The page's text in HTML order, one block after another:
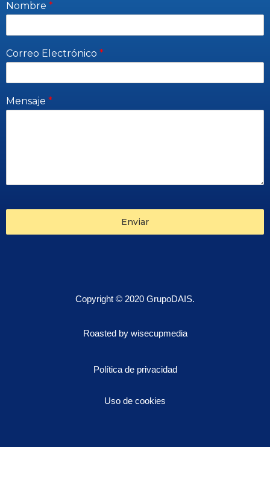
Nombre *
Correo Electrónico *
Mensaje *
Enviar
Copyright © 2020 GrupoDAIS.
Roasted by wisecupmedia
Política de privacidad
Uso de cookies